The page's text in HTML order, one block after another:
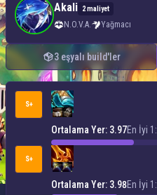
Akali 2 maliyet
N.O.V.A. Yağmacı
3 eşyalı build'ler
S+
Ortalama Yer: 3.97En İyi 1:
S+
Ortalama Yer: 3.98En İyi 1: